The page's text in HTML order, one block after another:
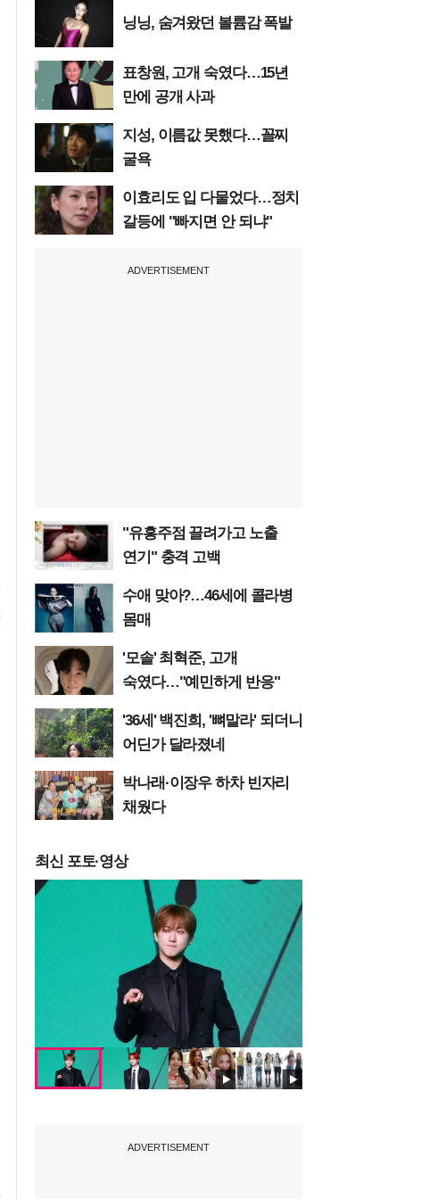
닝닝, 숨겨왔던 볼륨감 폭발
표창원, 고개 숙였다…15년
만에 공개 사과
지성, 이름값 못했다…꼴찌
굴욕
이효리도 입 다물었다…정치
갈등에 "빠지면 안 되냐"
ADVERTISEMENT
"유흥주점 끌려가고 노출
연기" 충격 고백
수애 맞아?…46세에 콜라병
몸매
'모솔' 최혁준, 고개
숙였다…"예민하게 반응"
'36세' 백진희, '뼈말라' 되더니
어딘가 달라졌네
박나래·이장우 하차 빈자리
채웠다
최신 포토·영상
ADVERTISEMENT